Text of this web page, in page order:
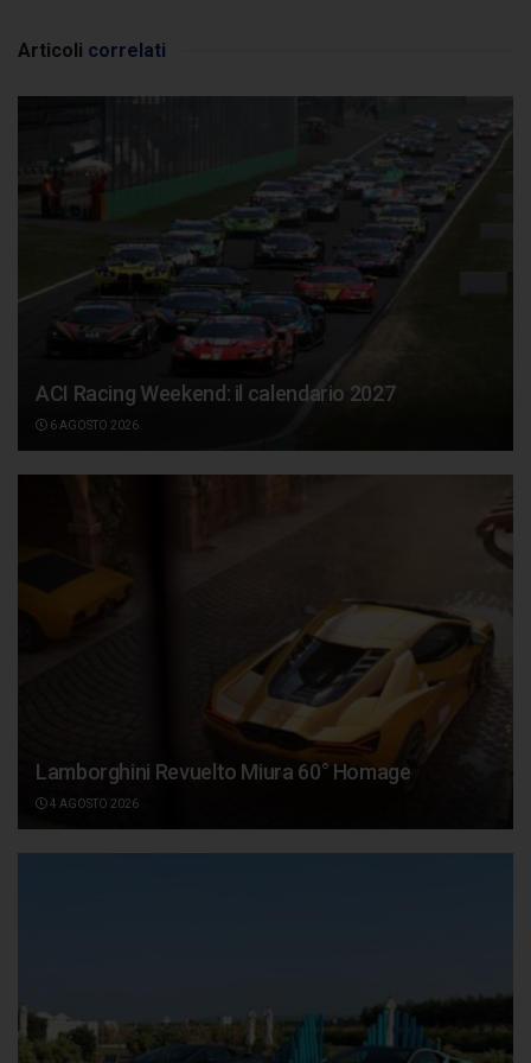
Articoli correlati
ACI Racing Weekend: il calendario 2027
6 AGOSTO 2026
Lamborghini Revuelto Miura 60° Homage
4 AGOSTO 2026